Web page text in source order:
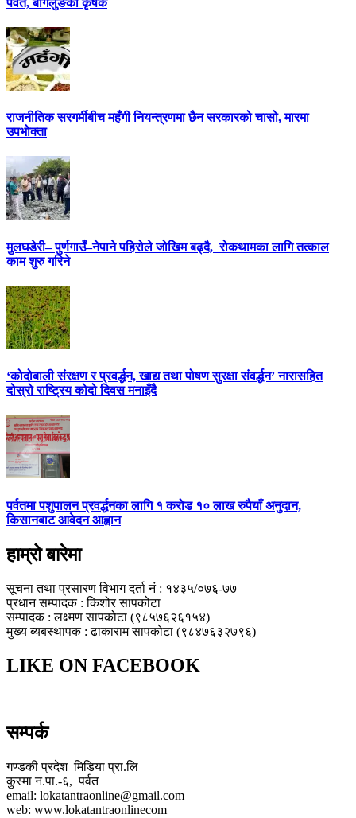
राजनीतिक सरगर्मीबीच महँगी नियन्त्रणमा छैन सरकारको चासो, मारमा
उपभोक्ता
मुलघडेरी– पुर्णगाउँ–नेपाने पहिरोले जोखिम बढ्दै, रोकथामका लागि तत्काल
काम शुरु गरिने
‘कोदोबाली संरक्षण र प्रवर्द्धन, खाद्य तथा पोषण सुरक्षा संवर्द्धन’ नारासहित
दोस्रो राष्ट्रिय कोदो दिवस मनाइँदै
पर्वतमा पशुपालन प्रवर्द्धनका लागि १ करोड १० लाख रुपैयाँ अनुदान,
किसानबाट आवेदन आह्वान
हाम्रो बारेमा
सूचना तथा प्रसारण विभाग दर्ता नं : १४३५/०७६-७७
प्रधान सम्पादक : किशोर सापकोटा
सम्पादक : लक्ष्मण सापकोटा (९८५७६२६१५४)
मुख्य ब्यबस्थापक : ढाकाराम सापकोटा (९८४७६३२७९६)
LIKE ON FACEBOOK
सम्पर्क
गण्डकी प्रदेश मिडिया प्रा.लि
कुस्मा न.पा.-६, पर्वत
email: lokatantraonline@gmail.com
web: www.lokatantraonlinecom